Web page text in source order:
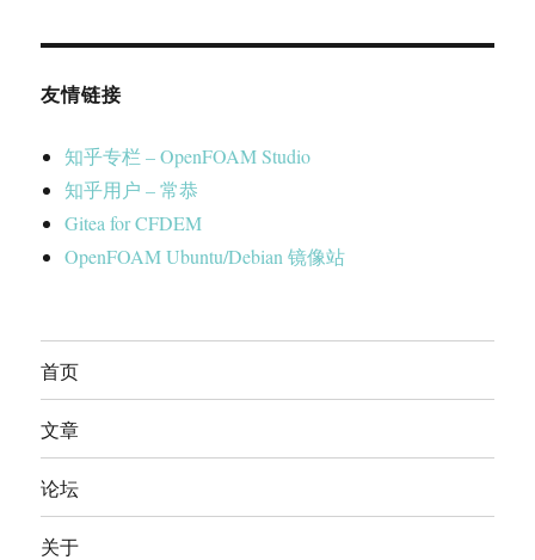
友情链接
知乎专栏 – OpenFOAM Studio
知乎用户 – 常恭
Gitea for CFDEM
OpenFOAM Ubuntu/Debian 镜像站
首页
文章
论坛
关于